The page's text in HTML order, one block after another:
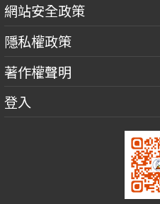
網站安全政策
隱私權政策
著作權聲明
登入